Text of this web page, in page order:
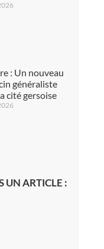
: Un nouveau
généraliste
cité gersoise
UN ARTICLE :